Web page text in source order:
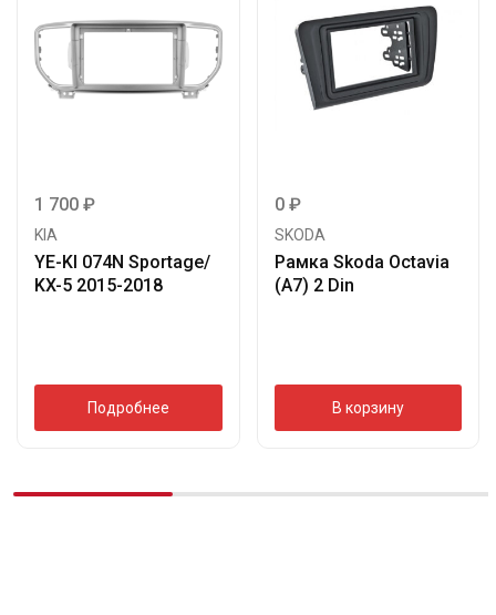
1 700 ₽
KIA
YE-KI 074N Sportage/
KX-5 2015-2018
Подробнее
0 ₽
SKODA
Рамка Skoda Octavia
(A7) 2 Din
В корзину